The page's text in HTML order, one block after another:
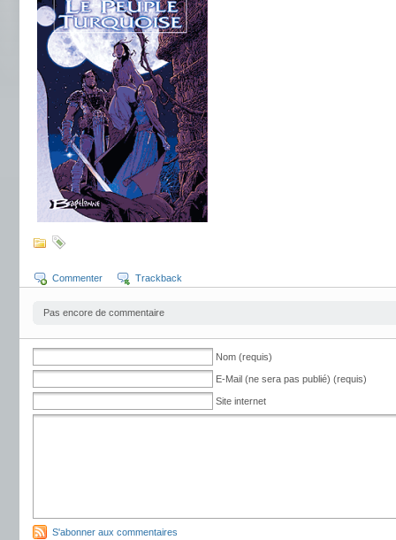
Commenter Trackback
Pas encore de commentaire
Nom (requis)
E-Mail (ne sera pas publié) (requis)
Site internet
S'abonner aux commentaires